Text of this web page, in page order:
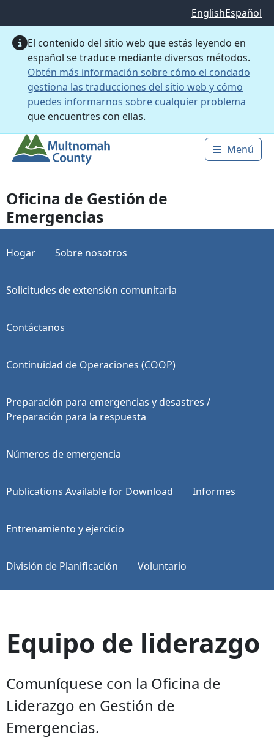
EnglishEspañol
El contenido del sitio web que estás leyendo en
español se traduce mediante diversos métodos.
Obtén más información sobre cómo el condado
gestiona las traducciones del sitio web y cómo
puedes informarnos sobre cualquier problema
que encuentres con ellas.
Main
Menú
Oficina de Gestión de
Emergencias
Hogar Sobre nosotros
Solicitudes de extensión comunitaria
Contáctanos
Continuidad de Operaciones (COOP)
Preparación para emergencias y desastres /
Preparación para la respuesta
Números de emergencia
Publications Available for Download Informes
Entrenamiento y ejercicio
División de Planificación Voluntario
Equipo de liderazgo
Comuníquese con la Oficina de
Liderazgo en Gestión de
Emergencias.